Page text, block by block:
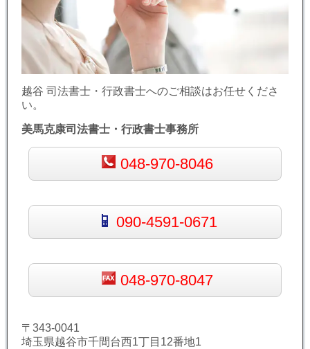
越谷 司法書士・行政書士へのご相談はお任せくださ
い。
美馬克康司法書士・行政書士事務所
048-970-8046
090-4591-0671
048-970-8047
〒343-0041
埼玉県越谷市千間台西1丁目12番地1